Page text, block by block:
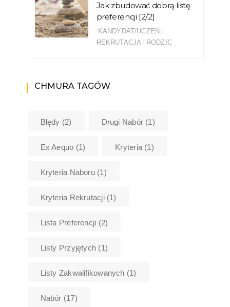
Jak zbudować dobrą listę
preferencji [2/2]
KANDYDAT/UCZEŃ |
REKRUTACJA | RODZIC
CHMURA TAGÓW
Błędy (2) Drugi Nabór (1)
Ex Aequo (1) Kryteria (1)
Kryteria Naboru(1)
Kryteria Rekrutacji(1)
Lista Preferencji (2)
Listy Przyjętych (1)
Listy Zakwalifikowanych (1)
Nabór (17)